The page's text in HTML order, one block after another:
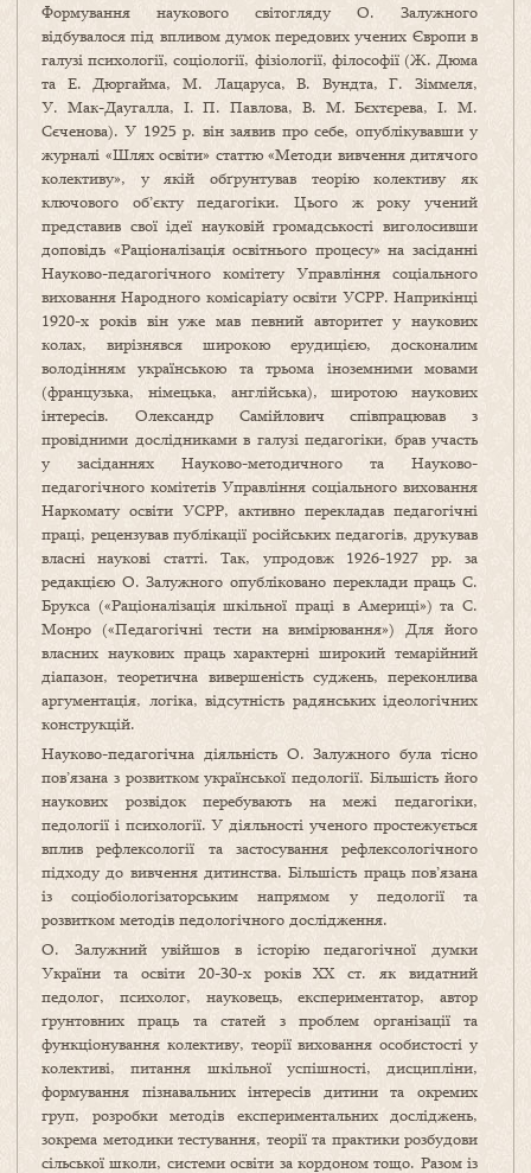
Формування наукового світогляду О. Залужного
відбувалося під впливом думок передових учених Європи в
галузі психології, соціології, фізіології, філософії (Ж. Дюма
та Е. Дюргайма, М. Лацаруса, В. Вундта, Г. Зіммеля,
У. Мак-Даугалла, І. П. Павлова, В. М. Бєхтєрева, І. М.
Сєченова). У 1925 р. він заявив про себе, опублікувавши у
журналі «Шлях освіти» статтю «Методи вивчення дитячого
колективу», у якій обґрунтував теорію колективу як
ключового об’єкту педагогіки. Цього ж року учений
представив свої ідеї науковій громадськості виголосивши
доповідь «Раціоналізація освітнього процесу» на засіданні
Науково-педагогічного комітету Управління соціального
виховання Народного комісаріату освіти УСРР. Наприкінці
1920-х років він уже мав певний авторитет у наукових
колах, вирізнявся широкою ерудицією, досконалим
володінням українською та трьома іноземними мовами
(французька, німецька, англійська), широтою наукових
інтересів. Олександр Самійлович співпрацював з
провідними дослідниками в галузі педагогіки, брав участь
у засіданнях Науково-методичного та Науково-
педагогічного комітетів Управління соціального виховання
Наркомату освіти УСРР, активно перекладав педагогічні
праці, рецензував публікації російських педагогів, друкував
власні наукові статті. Так, упродовж 1926-1927 рр. за
редакцією О. Залужного опубліковано переклади праць С.
Брукса («Раціоналізація шкільної праці в Америці») та С.
Монро («Педагогічні тести на вимірювання») Для його
власних наукових праць характерні широкий темарійний
діапазон, теоретична вивершеність суджень, переконлива
аргументація, логіка, відсутність радянських ідеологічних
конструкцій.
Науково-педагогічна діяльність О. Залужного була тісно
пов’язана з розвитком української педології. Більшість його
наукових розвідок перебувають на межі педагогіки,
педології і психології. У діяльності ученого простежується
вплив рефлексології та застосування рефлексологічного
підходу до вивчення дитинства. Більшість праць пов’язана
із соціобіологізаторським напрямом у педології та
розвитком методів педологічного дослідження.
О. Залужний увійшов в історію педагогічної думки
України та освіти 20-30-х років ХХ ст. як видатний
педолог, психолог, науковець, експериментатор, автор
ґрунтовних праць та статей з проблем організації та
функціонування колективу, теорії виховання особистості у
колективі, питання шкільної успішності, дисципліни,
формування пізнавальних інтересів дитини та окремих
груп, розробки методів експериментальних досліджень,
зокрема методики тестування, теорії та практики розбудови
сільської школи, системи освіти за кордоном тощо. Разом із